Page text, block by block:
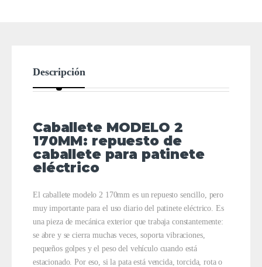
Descripción
Caballete MODELO 2
170MM: repuesto de
caballete para patinete
eléctrico
El caballete modelo 2 170mm es un repuesto sencillo, pero
muy importante para el uso diario del patinete eléctrico. Es
una pieza de mecánica exterior que trabaja constantemente:
se abre y se cierra muchas veces, soporta vibraciones,
pequeños golpes y el peso del vehículo cuando está
estacionado. Por eso, si la pata está vencida, torcida, rota o